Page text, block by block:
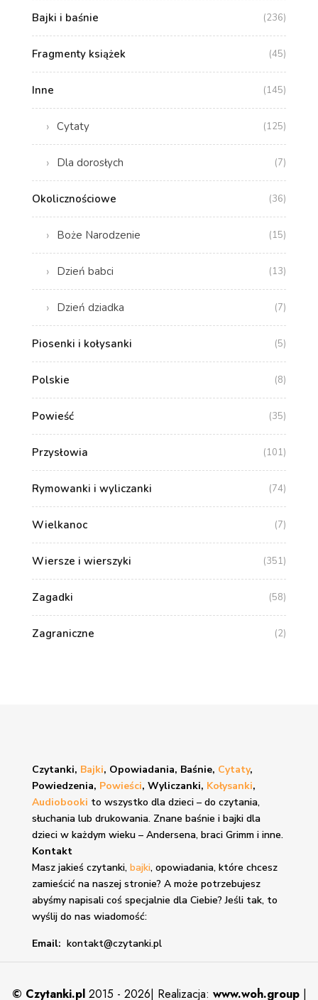
Bajki i baśnie (236)
Fragmenty książek (45)
Inne (145)
Cytaty (125)
Dla dorosłych (7)
Okolicznościowe (36)
Boże Narodzenie (15)
Dzień babci (13)
Dzień dziadka (7)
Piosenki i kołysanki (5)
Polskie (8)
Powieść (35)
Przysłowia (101)
Rymowanki i wyliczanki (74)
Wielkanoc (7)
Wiersze i wierszyki (351)
Zagadki (58)
Zagraniczne (2)
Czytanki, Bajki, Opowiadania, Baśnie, Cytaty,
Powiedzenia, Powieści, Wyliczanki, Kołysanki,
Audiobooki to wszystko dla dzieci – do czytania,
słuchania lub drukowania. Znane baśnie i bajkidla
dzieci w każdym wieku – Andersena, braci Grimm i inne.
Kontakt
Masz jakieś czytanki, bajki, opowiadania, które chcesz
zamieścić na naszej stronie? A może potrzebujesz
abyśmy napisali coś specjalnie dla Ciebie? Jeśli tak, to
wyślij do nas wiadomość:
Email: kontakt@czytanki.pl
© Czytanki.pl 2015 - 2026| Realizacja: www.woh.group |